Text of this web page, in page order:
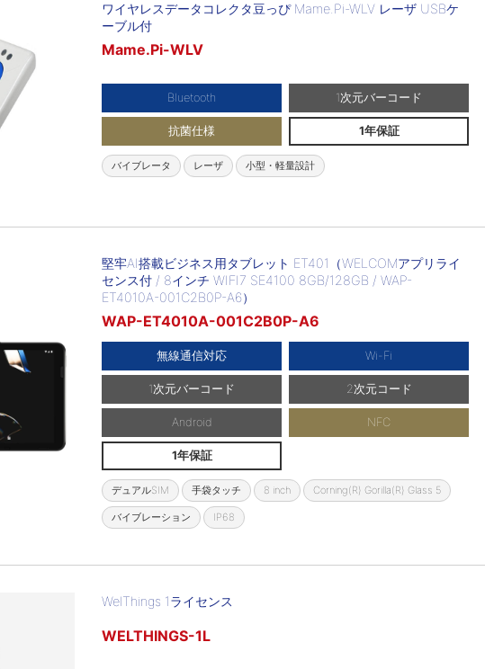
ワイヤレスデータコレクタ豆っぴ Mame.Pi-WLV レーザ USBケ
ーブル付
Mame.Pi-WLV
Bluetooth 1次元バーコード
抗菌仕様 1年保証
バイブレータ レーザ 小型・軽量設計
堅牢AI搭載ビジネス用タブレット ET401（WELCOMアプリライ
センス付 / 8インチ WIFI7 SE4100 8GB/128GB / WAP-
ET4010A-001C2B0P-A6）
WAP-ET4010A-001C2B0P-A6
無線通信対応 Wi-Fi
1次元バーコード 2次元コード
Android NFC
1年保証
デュアルSIM 手袋タッチ 8 inch Corning(R) Gorilla(R) Glass 5
バイブレーション IP68
WelThings 1ライセンス
WELTHINGS-1L